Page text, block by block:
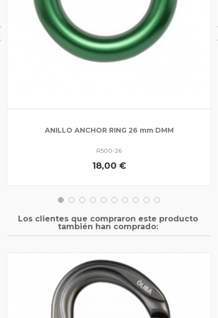
ANILLO ANCHOR RING 26 mm DMM
R500-26
18,00 €
Los clientes que compraron este producto
también han comprado: